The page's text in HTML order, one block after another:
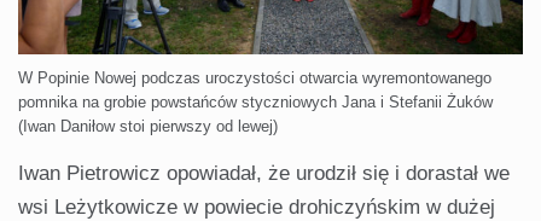
W Popinie Nowej podczas uroczystości otwarcia wyremontowanego
pomnika na grobie powstańców styczniowych Jana i Stefanii Żuków
(Iwan Daniłow stoi pierwszy od lewej)
Iwan Pietrowicz opowiadał, że urodził się i dorastał we
wsi Leżytkowicze w powiecie drohiczyńskim w dużej